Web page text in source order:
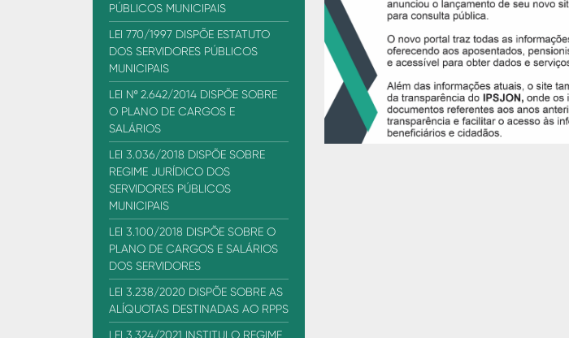
PÚBLICOS MUNICIPAIS
LEI 770/1997 DISPÕE ESTATUTO
DOS SERVIDORES PÚBLICOS
MUNICIPAIS
LEI Nº 2.642/2014 DISPÕE SOBRE
O PLANO DE CARGOS E
SALÁRIOS
LEI 3.036/2018 DISPÕE SOBRE
REGIME JURÍDICO DOS
SERVIDORES PÚBLICOS
MUNICIPAIS
LEI 3.100/2018 DISPÕE SOBRE O
PLANO DE CARGOS E SALÁRIOS
DOS SERVIDORES
LEI 3.238/2020 DISPÕE SOBRE AS
ALÍQUOTAS DESTINADAS AO RPPS
LEI 3.324/2021 INSTITUI O REGIME